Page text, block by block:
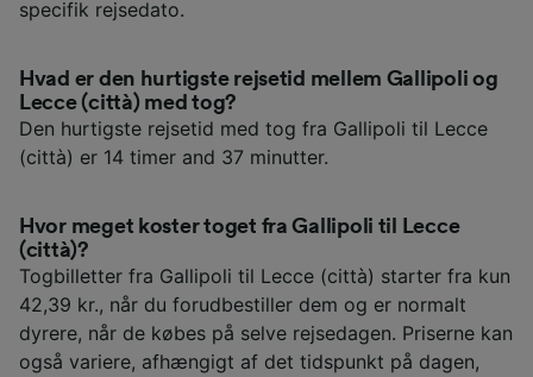
specifik rejsedato.
Hvad er den hurtigste rejsetid mellem Gallipoli og
Lecce (città) med tog?
Den hurtigste rejsetid med tog fra Gallipoli til Lecce
(città) er 14 timer and 37 minutter.
Hvor meget koster toget fra Gallipoli til Lecce
(città)?
Togbilletter fra Gallipoli til Lecce (città) starter fra kun
42,39 kr., når du forudbestiller dem og er normalt
dyrere, når de købes på selve rejsedagen. Priserne kan
også variere, afhængigt af det tidspunkt på dagen,